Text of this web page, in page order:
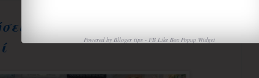
προσανατολίζονται οι
Powered byBlloger tips -FB Like Box Popup Widget